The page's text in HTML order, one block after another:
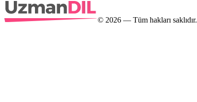
© 2026 — Tüm hakları saklıdır.